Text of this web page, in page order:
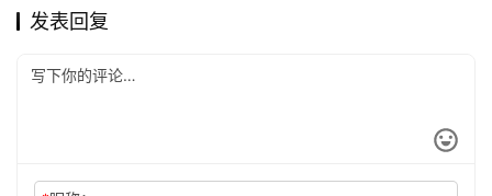
发表回复